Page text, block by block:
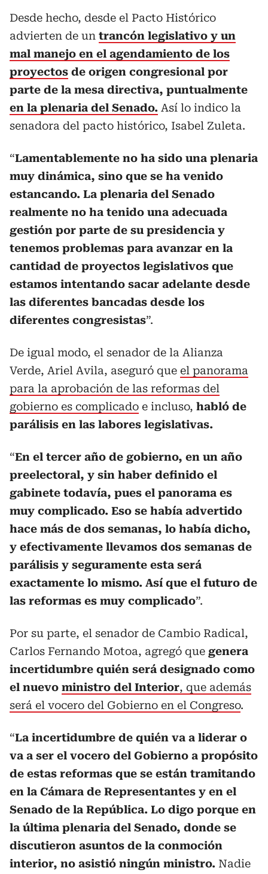
Desde hecho, desde el Pacto Histórico
advierten de un trancón legislativo y un
mal manejo en el agendamiento de los
proyectos de origen congresional por
parte de la mesa directiva, puntualmente
en la plenaria del Senado. Así lo indico la
senadora del pacto histórico, Isabel Zuleta.
“Lamentablemente no ha sido una plenaria
muy dinámica, sino que se ha venido
estancando. La plenaria del Senado
realmente no ha tenido una adecuada
gestión por parte de su presidencia y
tenemos problemas para avanzar en la
cantidad de proyectos legislativos que
estamos intentando sacar adelante desde
las diferentes bancadas desde los
diferentes congresistas”.
De igual modo, el senador de la Alianza
Verde, Ariel Avila, aseguró que el panorama
para la aprobación de las reformas del
gobierno es complicado e incluso, habló de
parálisis en las labores legislativas.
“En el tercer año de gobierno, en un año
preelectoral, y sin haber definido el
gabinete todavía, pues el panorama es
muy complicado. Eso se había advertido
hace más de dos semanas, lo había dicho,
y efectivamente llevamos dos semanas de
parálisis y seguramente esta será
exactamente lo mismo. Así que el futuro de
las reformas es muy complicado”.
Por su parte, el senador de Cambio Radical,
Carlos Fernando Motoa, agregó que genera
incertidumbre quién será designado como
el nuevo ministro del Interior, que además
será el vocero del Gobierno en el Congreso.
“La incertidumbre de quién va a liderar o
va a ser el vocero del Gobierno a propósito
de estas reformas que se están tramitando
en la Cámara de Representantes y en el
Senado de la República. Lo digo porque en
la última plenaria del Senado, donde se
discutieron asuntos de la conmoción
interior, no asistió ningún ministro. Nadie